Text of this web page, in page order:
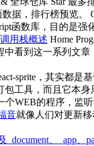
据，排行榜预览。
函数库，目的是
用栈概述 Home
中看到这一系列文
sprite，其实都是
工具，而且它本
个WEB的程序，监
音就像人们对更新
、_app、